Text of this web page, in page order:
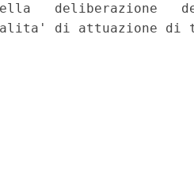
deliberazione